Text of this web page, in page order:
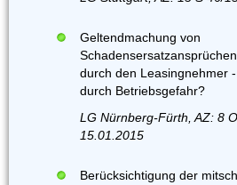
Geltendmachung von
durch den Leasingnehmer
durch Betriebsgefahr?
LG Nürnberg-Fürth, AZ: 8
15.01.2015
Berücksichtigung der